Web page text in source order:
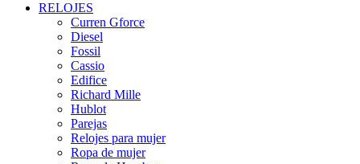
RELOJES
Curren Gforce
Diesel
Fossil
Cassio
Edifice
Richard Mille
Hublot
Parejas
Relojes para mujer
Ropa de mujer